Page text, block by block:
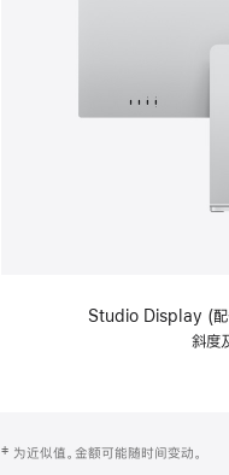
Studio Display (配
斜度
注
‡ 为近似值。金额可能随时间变动。